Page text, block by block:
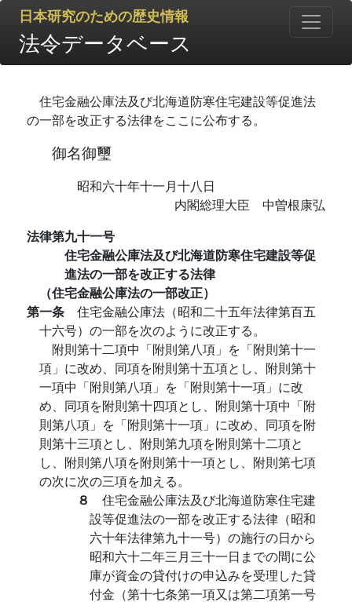
日本研究のための歴史情報
法令データベース
住宅金融公庫法及び北海道防寒住宅建設等促進法
の一部を改正する法律をここに公布する。
御名御璽
昭和六十年十一月十八日
内閣総理大臣 中曽根康弘
法律第九十一号
住宅金融公庫法及び北海道防寒住宅建設等促
進法の一部を改正する法律
（住宅金融公庫法の一部改正）
第一条 住宅金融公庫法（昭和二十五年法律第百五
十六号）の一部を次のように改正する。
附則第十二項中「附則第八項」を「附則第十一
項」に改め、同項を附則第十五項とし、附則第十
一項中「附則第八項」を「附則第十一項」に改
め、同項を附則第十四項とし、附則第十項中「附
則第八項」を「附則第十一項」に改め、同項を附
則第十三項とし、附則第九項を附則第十二項と
し、附則第八項を附則第十一項とし、附則第七項
の次に次の三項を加える。
８ 住宅金融公庫法及び北海道防寒住宅建
設等促進法の一部を改正する法律（昭和
六十年法律第九十一号）の施行の日から
昭和六十二年三月三十一日までの間に公
庫が資金の貸付けの申込みを受理した貸
付金（第十七条第一項又は第二項第一号